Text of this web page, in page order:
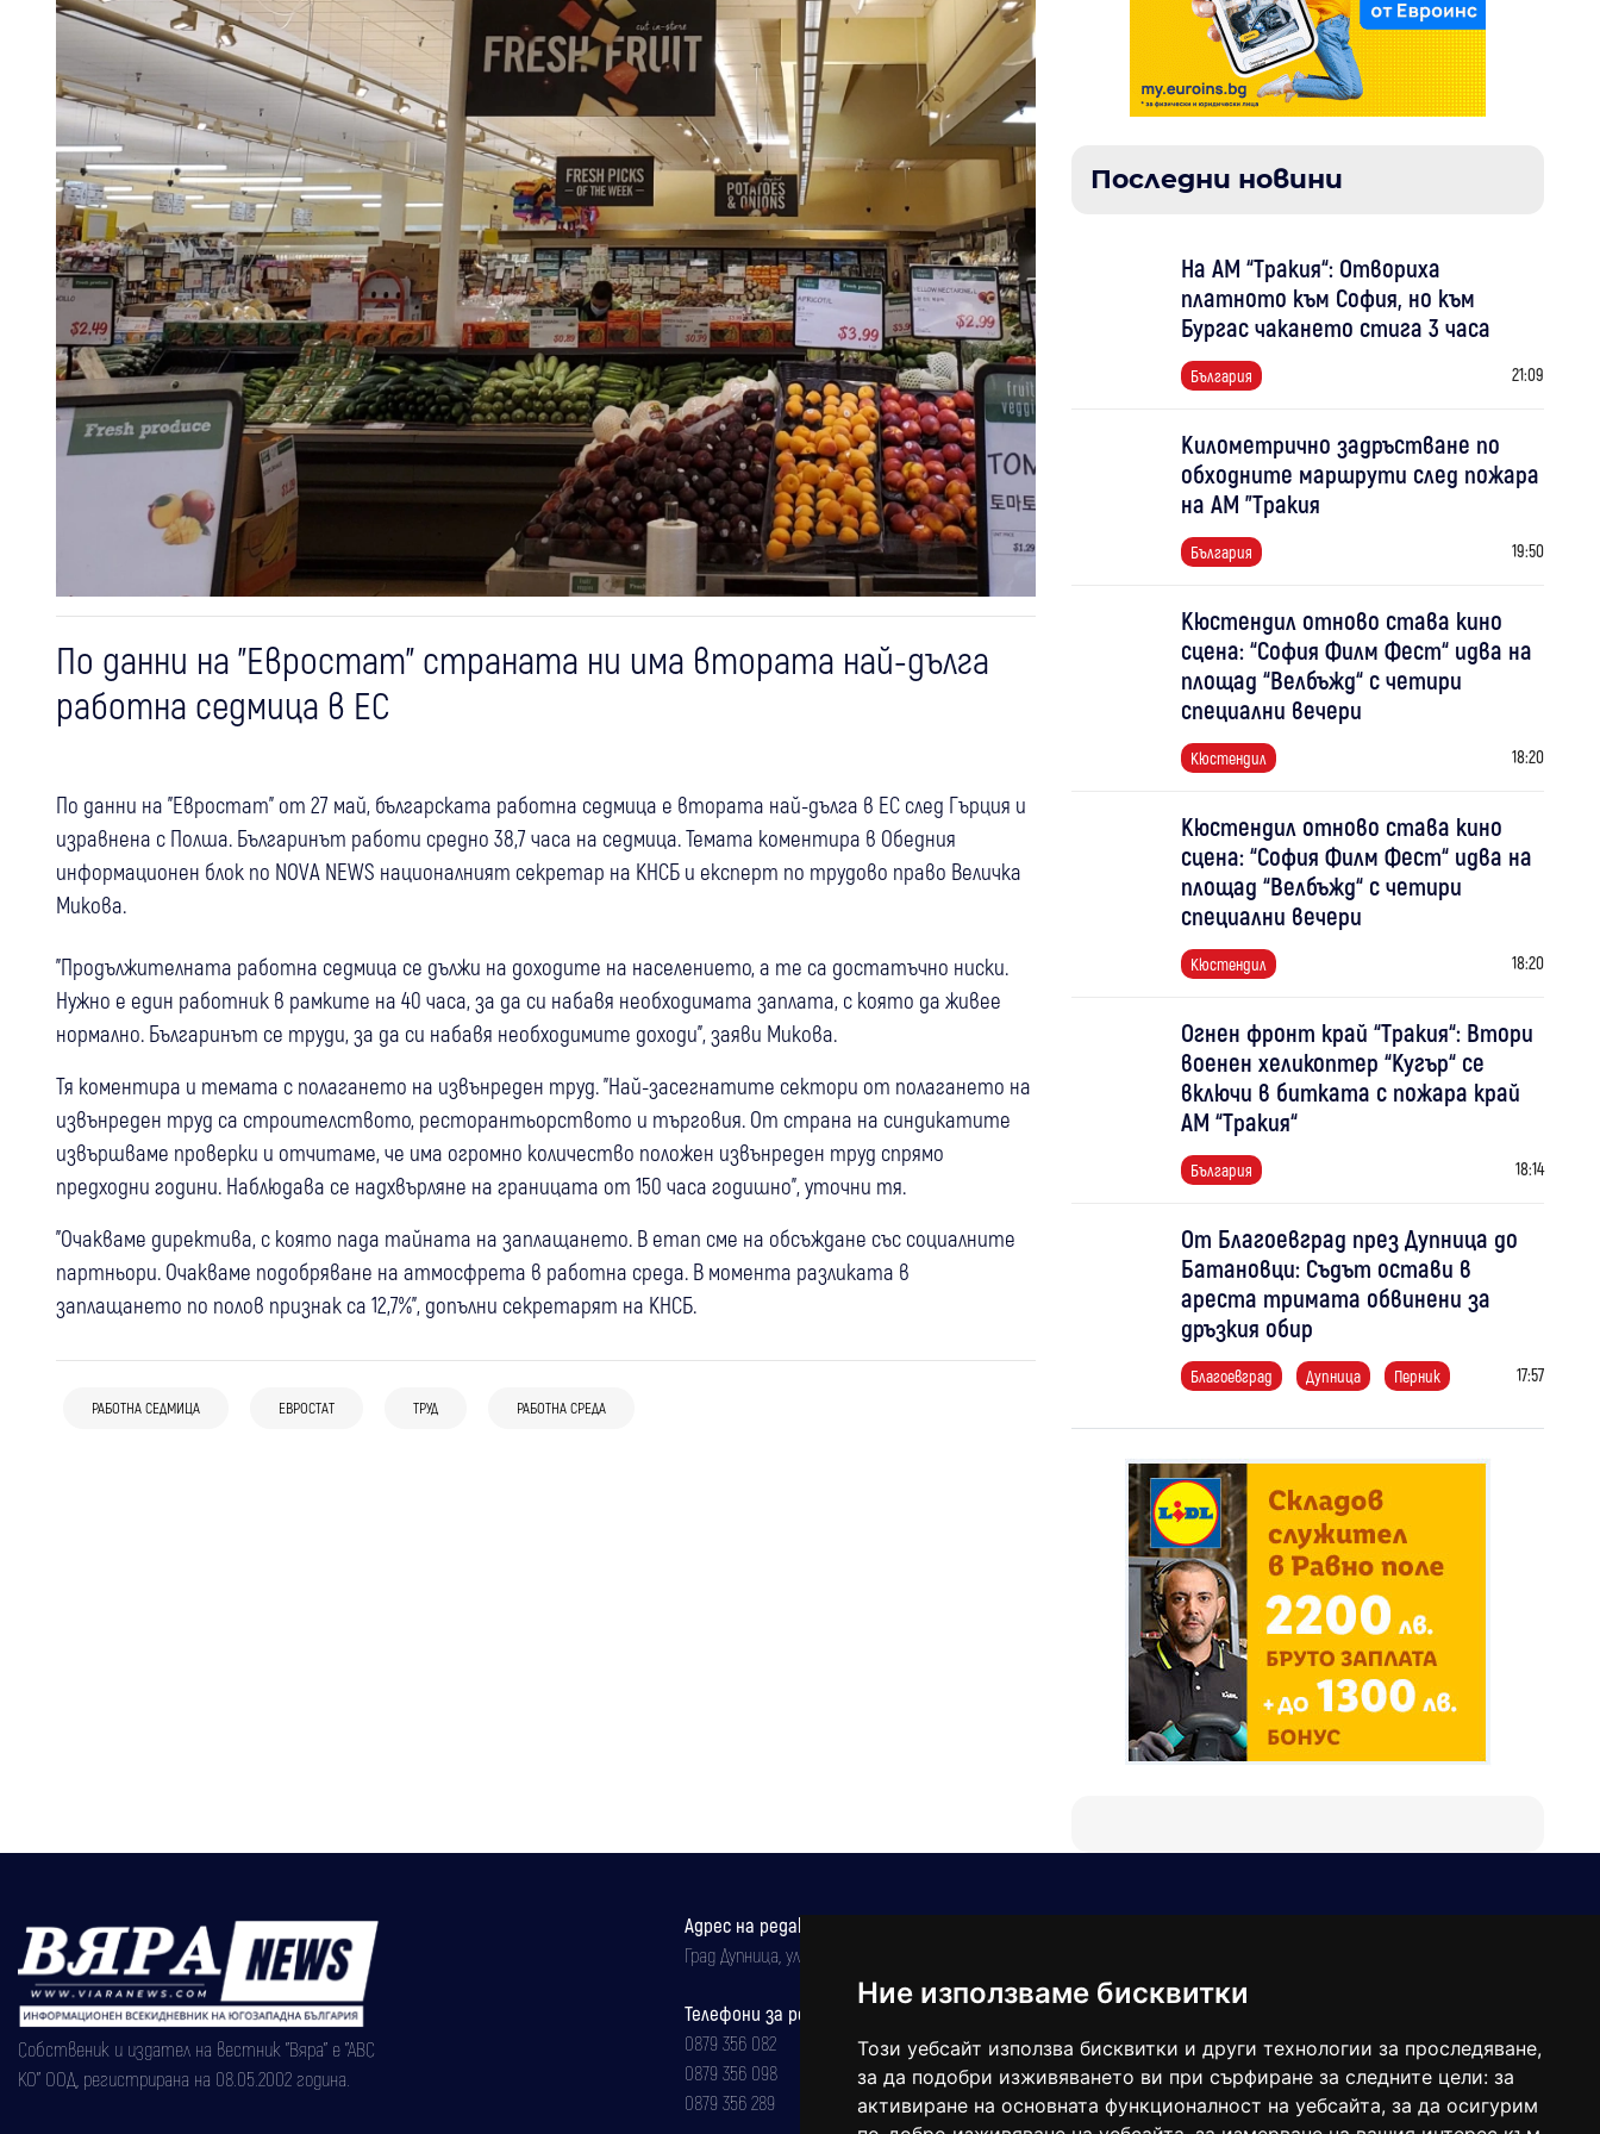
Ние използваме бисквитки
Този уебсайт използва бисквитки и други технологии за проследяване,
за да подобри изживяването ви при сърфиране за следните цели: за
активиране на основната функционалност на уебсайта, за да осигурим
По данни на "Евростат" страната ни има втората най-дълга
работна седмица в ЕС
По данни на "Евростат" от 27 май, българската работна седмица е втората най-дълга в ЕС след Гърция и
изравнена с Полша. Българинът работи средно 38,7 часа на седмица. Темата коментира в Обедния
информационен блок по NOVA NEWS националният секретар на КНСБ и експерт по трудово право Величка
Микова.
"Продължителната работна седмица се дължи на доходите на населението, а те са достатъчно ниски.
Нужно е един работник в рамките на 40 часа, за да си набавя необходимата заплата, с която да живее
нормално. Българинът се труди, за да си набавя необходимите доходи", заяви Микова.
Тя коментира и темата с полагането на извънреден труд. "Най-засегнатите сектори от полагането на
извънреден труд са строителството, ресторантьорството и търговия. От страна на синдикатите
извършваме проверки и отчитаме, че има огромно количество положен извънреден труд спрямо
предходни години. Наблюдава се надхвърляне на границата от 150 часа годишно", уточни тя.
"Очакваме директива, с която пада тайната на заплащането. В етап сме на обсъждане със социалните
партньори. Очакваме подобряване на атмосфрета в работна среда. В момента разликата в
заплащането по полов признак са 12,7%", допълни секретарят на КНСБ.
РАБОТНА СЕДМИЦА ЕВРОСТАТ ТРУД РАБОТНА СРЕДА
България
Евростат: България е сред малкото
жилища
инфлация в ЕС, достигна 6,3% през май
Кюстендил 11 юни
Урок по човечност от миналото!
изхранвал десетки бедни семейства в
срещна 9 работодатели с над 100
България 25 фев
Последни новини
На АМ “Тракия“: Отвориха
платното към София, но към
Бургас чакането стига 3 часа
България 21:09
Километрично задръстване по
обходните маршрути след пожара
на АМ "Тракия
България 19:50
Кюстендил отново става кино
сцена: “София Филм Фест“ идва на
площад “Велбъжд“ с четири
специални вечери
Кюстендил 18:20
Кюстендил отново става кино
сцена: “София Филм Фест“ идва на
площад “Велбъжд“ с четири
специални вечери
Кюстендил 18:20
Огнен фронт край “Тракия“: Втори
военен хеликоптер “Кугър“ се
включи в битката с пожара край
АМ “Тракия“
България 18:14
От Благоевград през Дупница до
Батановци: Съдът остави в
ареста тримата обвинени за
дръзкия обир
Благоевград Дупница Перник 17:57
Собственик и издател на вестник "Вяра" е "АВС
КО" ООД, регистрирана на 08.05.2002 година.
Адрес на редакцията
Град Дупница, ул.''Христо Ботев" 43
Телефони за реклама и абонаменти
0879 356 082
0879 356 098
0879 356 289
balgarkanews@gmail.com